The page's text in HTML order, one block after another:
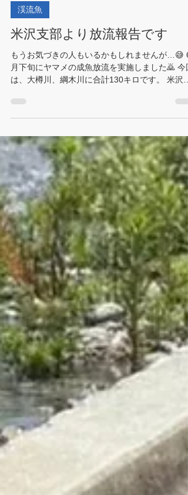
7月9日
渓流魚
米沢支部より放流報告です
もうお気づきの人もいるかもしれませんが…😅 6
月下旬にヤマメの成魚放流を実施しました🙇 今回
は、大樽川、綱木川に合計130キロです。 米沢支